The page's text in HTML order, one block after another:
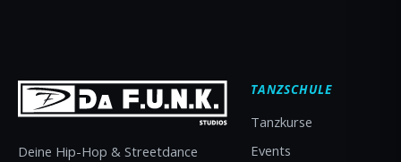
Deine Hip-Hop & Streetdance
TANZSCHULE
Tanzkurse
Events